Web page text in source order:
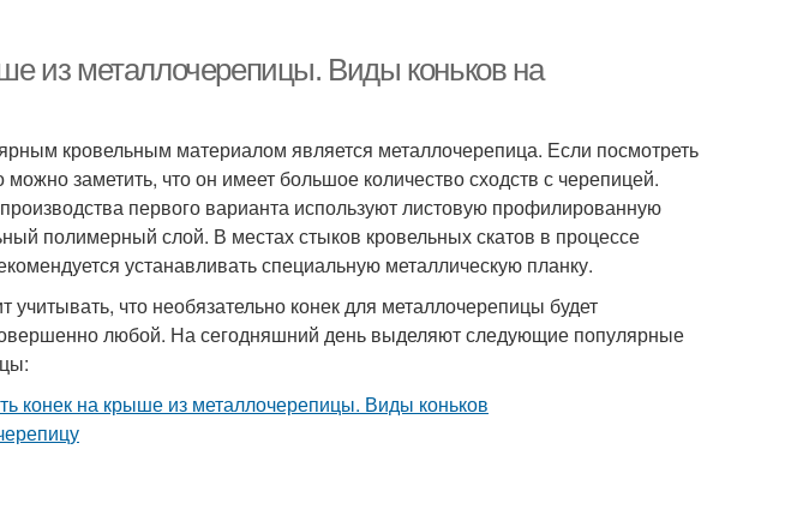
из металлочерепицы. Виды коньков на
кровельным материалом является металлочерепица. Если посмотреть
заметить, что он имеет большое количество сходств с черепицей.
первого варианта используют листовую профилированную
полимерный слой. В местах стыков кровельных скатов в процессе
устанавливать специальную металлическую планку.
что необязательно конек для металлочерепицы будет
любой. На сегодняшний день выделяют следующие популярные